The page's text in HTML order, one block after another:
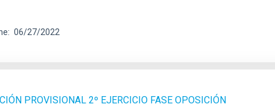
06/27/2022
PROVISIONAL 2º EJERCICIO FASE OPOSICIÓN